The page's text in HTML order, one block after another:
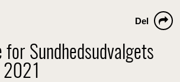
Sundhedsudvalgets
Del